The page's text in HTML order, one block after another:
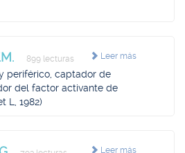
Leer más
899 lecturas
periférico, captador de
del factor activante de
L, 1982)
Leer más